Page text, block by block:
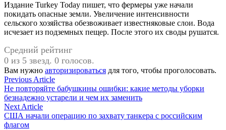
Издание Turkey Today пишет, что фермеры уже начали
покидать опасные земли. Увеличение интенсивности
сельского хозяйства обезвоживает известняковые слои. Вода
исчезает из подземных пещер. После этого их своды рушатся.
Средний рейтинг
0 из 5 звезд. 0 голосов.
Вам нужно авторизироваться для того, чтобы проголосовать.
Навигация
по
записям
Previous ArticlePrevious
article:
Не повторяйте бабушкины ошибки: какие методы уборки
безнадежно устарели и чем их заменить
Next ArticleNext
article:
США начали операцию по захвату танкера с российским
флагом